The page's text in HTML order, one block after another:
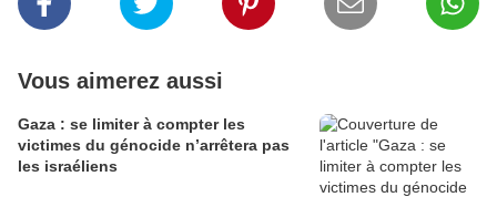
Vous aimerez aussi
Gaza : se limiter à compter les
victimes du génocide n’arrêtera pas
les israéliens